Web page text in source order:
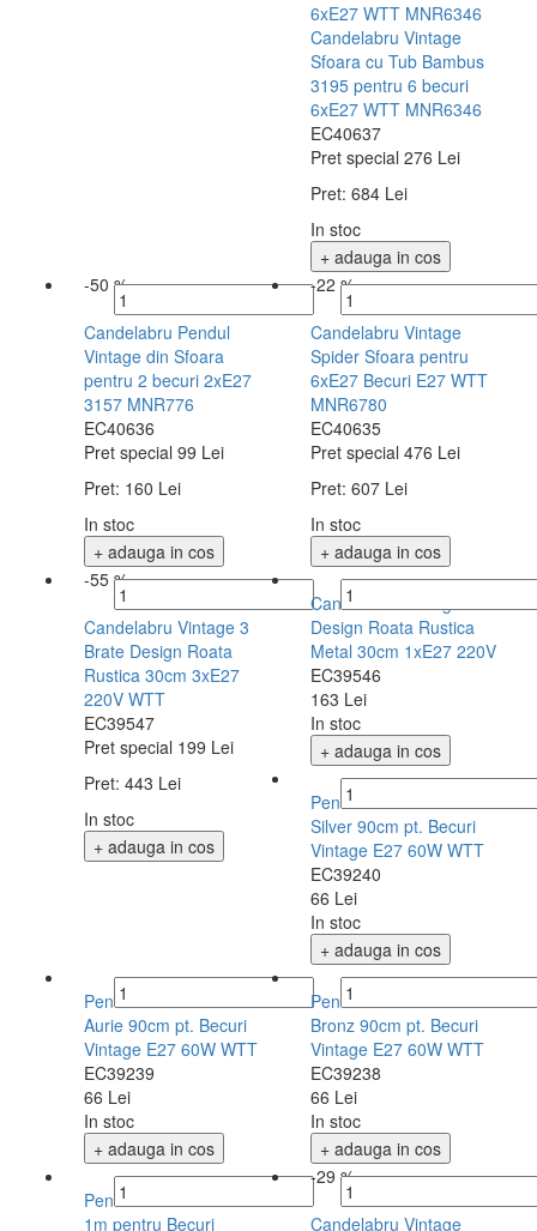
Candelabru Vintage
Sfoara cu Tub Bambus
3195 pentru 6 becuri
6xE27 WTT MNR6346
EC40637
Pret special 276 Lei
Pret: 684 Lei
In stoc
+ adauga in cos
-50 %
Candelabru Pendul
Vintage din Sfoara
pentru 2 becuri 2xE27
3157 MNR776
EC40636
Pret special 99 Lei
Pret: 160 Lei
In stoc
+ adauga in cos
-22 %
Candelabru Vintage
Spider Sfoara pentru
6xE27 Becuri E27 WTT
MNR6780
EC40635
Pret special 476 Lei
Pret: 607 Lei
In stoc
+ adauga in cos
-55 %
Candelabru Vintage 3
Brate Design Roata
Rustica 30cm 3xE27
220V WTT
EC39547
Pret special 199 Lei
Pret: 443 Lei
In stoc
+ adauga in cos
Candelabru Vintage
Design Roata Rustica
Metal 30cm 1xE27 220V
EC39546
163 Lei
In stoc
+ adauga in cos
Pendul Edison culoare
Silver 90cm pt. Becuri
Vintage E27 60W WTT
EC39240
66 Lei
In stoc
+ adauga in cos
Pendul Edison culoare
Aurie 90cm pt. Becuri
Vintage E27 60W WTT
EC39239
66 Lei
In stoc
+ adauga in cos
Pendul Edison culoare
Bronz 90cm pt. Becuri
Vintage E27 60W WTT
EC39238
66 Lei
In stoc
+ adauga in cos
Pendul cu Palarie 22cm
1m pentru Becuri
-29 %
Candelabru Vintage